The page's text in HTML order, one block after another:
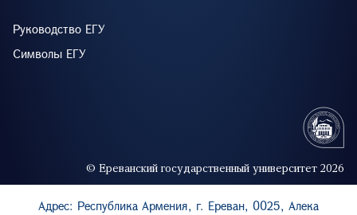
Руководство ЕГУ
Символы ЕГУ
© Ереванский государственный университет 2026
Адрес: Республика Армения, г. Ереван, 0025, Алека